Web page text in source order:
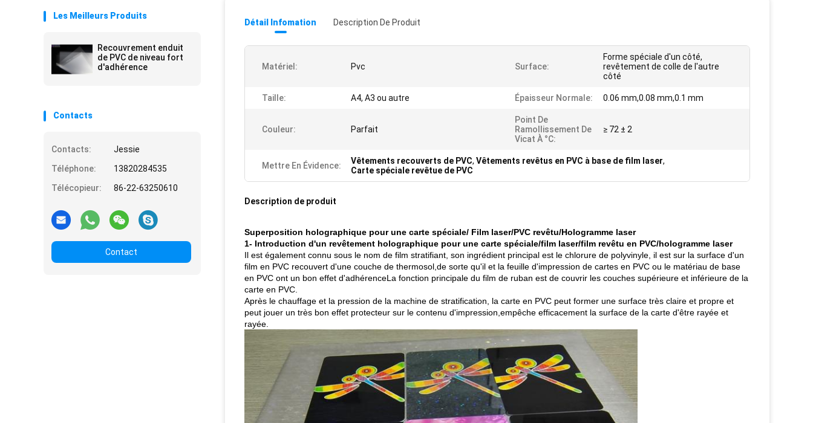
Les Meilleurs Produits
Recouvrement enduit
de PVC de niveau fort
d'adhérence
Contacts
Contacts:
Jessie
Téléphone:
13820284535
Télécopieur:
86-22-63250610
Contact
Détail Infomation Description De Produit
Matériel: Pvc Surface:
Forme spéciale d'un côté,
revêtement de colle de l'autre
côté
Taille: A4, A3 ou autre Épaisseur Normale: 0.06 mm,0.08 mm,0.1 mm
Couleur: Parfait
Point De
Ramollissement De
Vicat À °C:
≥ 72 ± 2
Mettre En Évidence: Vêtements recouverts de PVC, Vêtements revêtus en PVC à base de film laser,
Carte spéciale revêtue de PVC
Description de produit
Superposition holographique pour une carte spéciale/ Film laser/PVC revêtu/Hologramme laser
1- Introduction d'un revêtement holographique pour une carte spéciale/film laser/film revêtu en PVC/hologramme laser
Il est également connu sous le nom de film stratifiant, son ingrédient principal est le chlorure de polyvinyle, il est sur la surface d'un
film en PVC recouvert d'une couche de thermosol,de sorte qu'il et la feuille d'impression de cartes en PVC ou le matériau de base
en PVC ont un bon effet d'adhérenceLa fonction principale du film de ruban est de couvrir les couches supérieure et inférieure de la
carte en PVC.
Après le chauffage et la pression de la machine de stratification, la carte en PVC peut former une surface très claire et propre et
peut jouer un très bon effet protecteur sur le contenu d'impression,empêche efficacement la surface de la carte d'être rayée et
rayée.